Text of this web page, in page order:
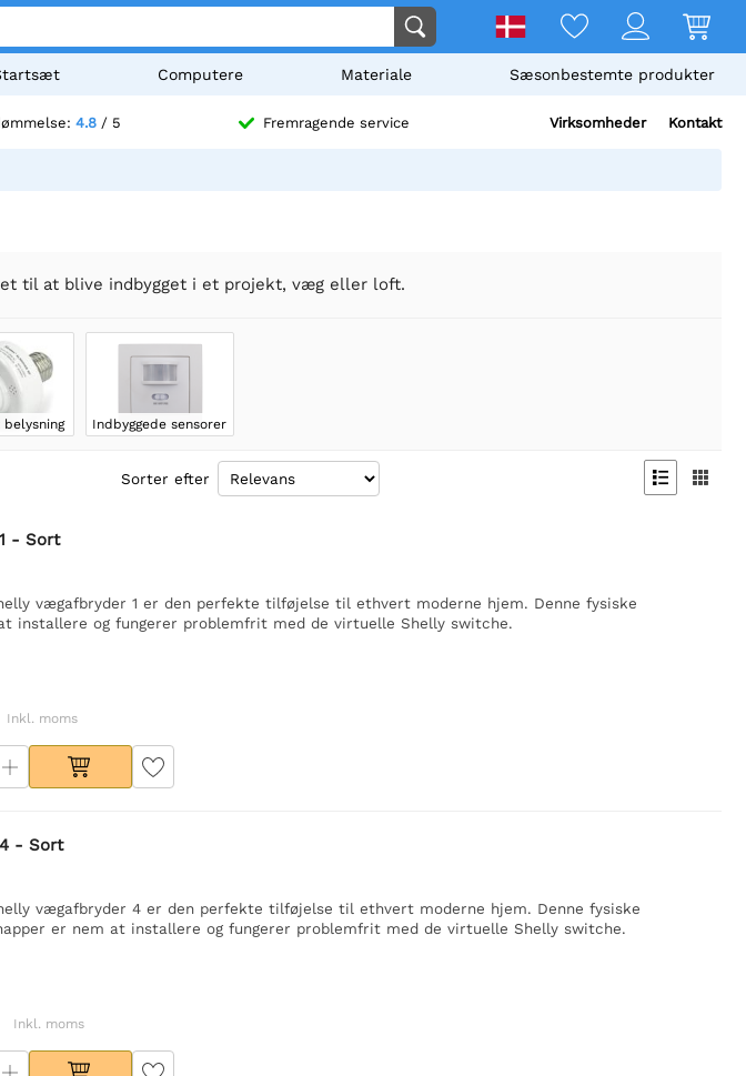
Computere Materiale Sæsonbestemte produkter
4.8 / 5 Fremragende service Virksomheder Kontakt
til at blive indbygget i et projekt, væg eller loft.
belysning Indbyggede sensorer
Sorter efter  
- Sort
vægafbryder 1 er den perfekte tilføjelse til ethvert moderne hjem. Denne fysiske
installere og fungerer problemfrit med de virtuelle Shelly switche.
Inkl. moms
- Sort
vægafbryder 4 er den perfekte tilføjelse til ethvert moderne hjem. Denne fysiske
er nem at installere og fungerer problemfrit med de virtuelle Shelly switche.
Inkl. moms